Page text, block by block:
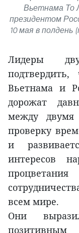
Вьетнама То
президентом
10 мая в
Лидеры
Вьетнама и
дорожат
между двумя
проверку
и
интересов
всем мире.
Они